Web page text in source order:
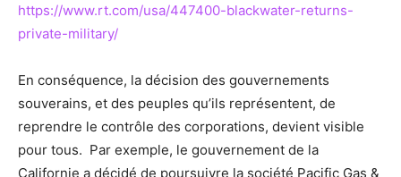
https://www.rt.com/usa/447400-blackwater-returns-
private-military/
En conséquence, la décision des gouvernements
souverains, et des peuples qu’ils représentent, de
reprendre le contrôle des corporations, devient visible
pour tous. Par exemple, le gouvernement de la
Californie a décidé de poursuivre la société Pacific Gas &